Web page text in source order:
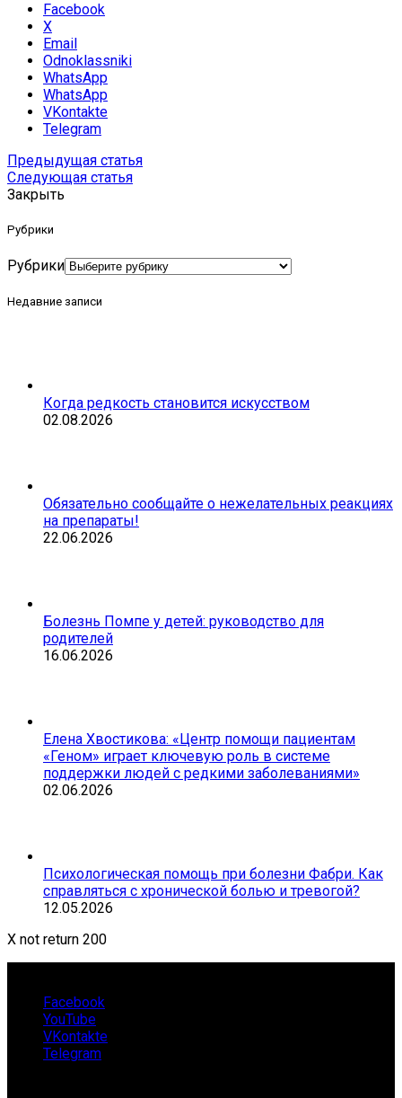
Facebook
X
Email
Odnoklassniki
WhatsApp
WhatsApp
VKontakte
Telegram
Предыдущая статья
Следующая статья
Закрыть
Рубрики
Рубрики
Недавние записи
Когда редкость становится искусством
02.08.2026
Обязательно сообщайте о нежелательных реакциях
на препараты!
22.06.2026
Болезнь Помпе у детей: руководство для
родителей
16.06.2026
Елена Хвостикова: «Центр помощи пациентам
«Геном» играет ключевую роль в системе
поддержки людей с редкими заболеваниями»
02.06.2026
Психологическая помощь при болезни Фабри. Как
справляться с хронической болью и тревогой?
12.05.2026
X not return 200
Facebook
YouTube
VKontakte
Telegram